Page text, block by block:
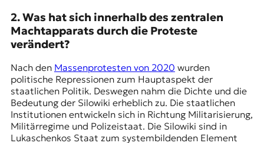
p
e
t
e
n
z
z
u
O
s
t
2. Was hat sich innerhalb des zentralen
Machtapparats durch die Proteste
verändert?
Nach den Massenprotesten von 2020 wurden
politische Repressionen zum Hauptaspekt der
staatlichen Politik. Deswegen nahm die Dichte und die
Bedeutung der Silowiki erheblich zu. Die staatlichen
Institutionen entwickeln sich in Richtung Militarisierung,
Militärregime und Polizeistaat. Die Silowiki sind in
Lukaschenkos Staat zum systembildenden Element